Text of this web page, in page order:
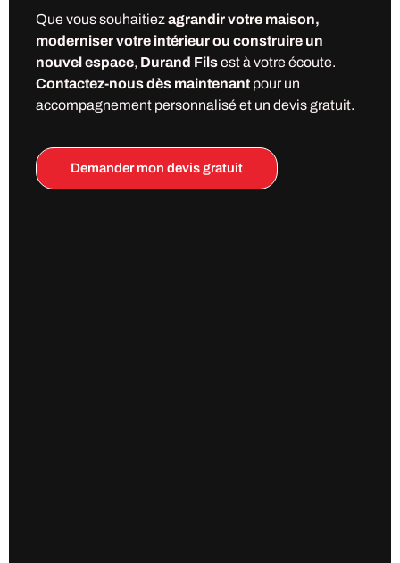
Que vous souhaitiez agrandir votre maison,
moderniser votre intérieur ou construire un
nouvel espace, Durand Filsest à votre écoute.
Contactez-nous dès maintenant pour un
accompagnement personnalisé et un devis gratuit.
Demander mon devis gratuit